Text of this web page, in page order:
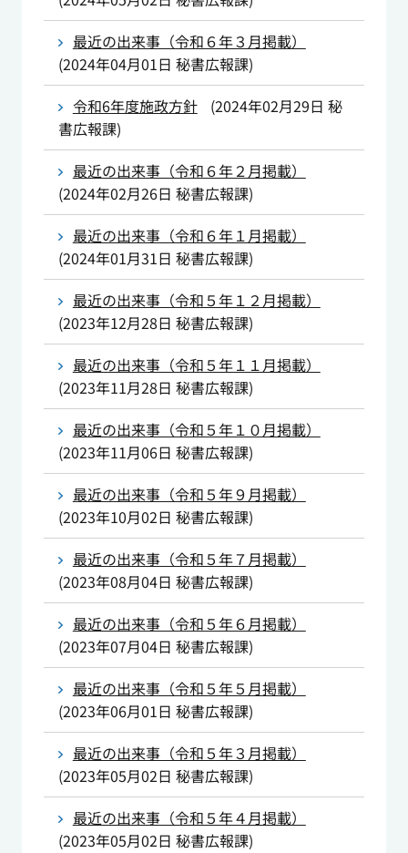
最近の出来事（令和６年３月掲載）
(2024年04月01日 秘書広報課)
令和6年度施政方針
(2024年02月29日 秘
書広報課)
最近の出来事（令和６年２月掲載）
(2024年02月26日 秘書広報課)
最近の出来事（令和６年１月掲載）
(2024年01月31日 秘書広報課)
最近の出来事（令和５年１２月掲載）
(2023年12月28日 秘書広報課)
最近の出来事（令和５年１１月掲載）
(2023年11月28日 秘書広報課)
最近の出来事（令和５年１０月掲載）
(2023年11月06日 秘書広報課)
最近の出来事（令和５年９月掲載）
(2023年10月02日 秘書広報課)
最近の出来事（令和５年７月掲載）
(2023年08月04日 秘書広報課)
最近の出来事（令和５年６月掲載）
(2023年07月04日 秘書広報課)
最近の出来事（令和５年５月掲載）
(2023年06月01日 秘書広報課)
最近の出来事（令和５年３月掲載）
(2023年05月02日 秘書広報課)
最近の出来事（令和５年４月掲載）
(2023年05月02日 秘書広報課)